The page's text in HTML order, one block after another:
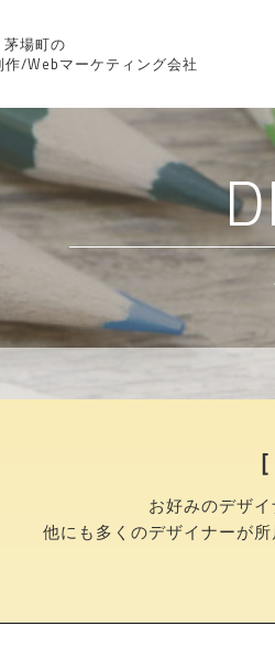
場町の
作/Webマーケティング会社
［
お好みのデザ
他にも多くのデザイナーが